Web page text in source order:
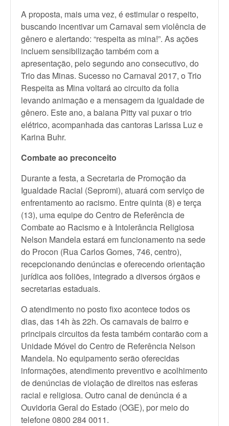
A proposta, mais uma vez, é estimular o respeito,
buscando incentivar um Carnaval sem violência de
gênero e alertando: “respeita as mina!”. As ações
incluem sensibilização também com a
apresentação, pelo segundo ano consecutivo, do
Trio das Minas. Sucesso no Carnaval 2017, o Trio
Respeita as Mina voltará ao circuito da folia
levando animação e a mensagem da igualdade de
gênero. Este ano, a baiana Pitty vai puxar o trio
elétrico, acompanhada das cantoras Larissa Luz e
Karina Buhr.
Combate ao preconceito
Durante a festa, a Secretaria de Promoção da
Igualdade Racial (Sepromi), atuará com serviço de
enfrentamento ao racismo. Entre quinta (8) e terça
(13), uma equipe do Centro de Referência de
Combate ao Racismo e à Intolerância Religiosa
Nelson Mandela estará em funcionamento na sede
do Procon (Rua Carlos Gomes, 746, centro),
recepcionando denúncias e oferecendo orientação
jurídica aos foliões, integrado a diversos órgãos e
secretarias estaduais.
O atendimento no posto fixo acontece todos os
dias, das 14h às 22h. Os carnavais de bairro e
principais circuitos da festa também contarão com a
Unidade Móvel do Centro de Referência Nelson
Mandela. No equipamento serão oferecidas
informações, atendimento preventivo e acolhimento
de denúncias de violação de direitos nas esferas
racial e religiosa. Outro canal de denúncia é a
Ouvidoria Geral do Estado (OGE), por meio do
telefone 0800 284 0011.